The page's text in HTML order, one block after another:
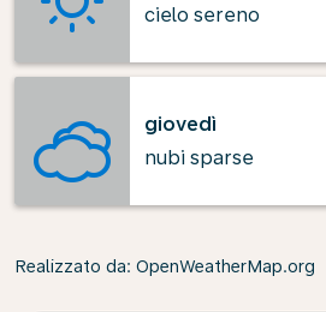
cielo sereno
giovedì
nubi sparse
Realizzato da: OpenWeatherMap.org